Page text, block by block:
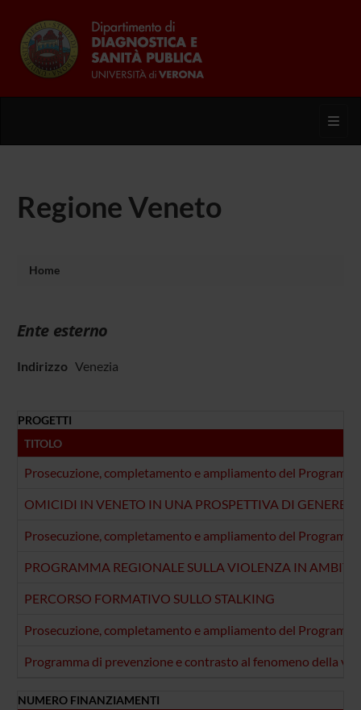
Regione Veneto
Home
Ente esterno
IndirizzoVenezia
PROGETTI
TITOLO
Prosecuzione, completamento e ampliamento del
OMICIDI IN VENETO IN UNA PROSPETTIVA DI GENERE
Prosecuzione, completamento e ampliamento del
PROGRAMMA REGIONALE SULLA VIOLENZA IN
PERCORSO FORMATIVO SULLO STALKING
Prosecuzione, completamento e ampliamento del
Programma di prevenzione e contrasto al fenomeno della
NUMERO FINANZIAMENTI